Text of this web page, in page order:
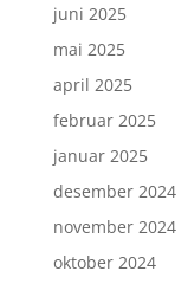
juni 2025
mai 2025
april 2025
februar 2025
januar 2025
desember 2024
november 2024
oktober 2024